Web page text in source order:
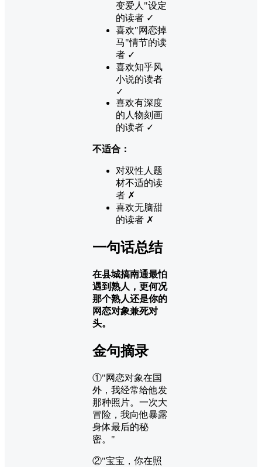
变爱人"设定
的读者 ✓
喜欢"网恋掉
马"情节的读
者 ✓
喜欢知乎风
小说的读者
✓
喜欢有深度
的人物刻画
的读者 ✓
不适合：
对双性人题
材不适的读
者 ✗
喜欢无脑甜
的读者 ✗
一句话总结
在县城搞南通最怕
遇到熟人，更何况
那个熟人还是你的
网恋对象兼死对
头。
金句摘录
①"网恋对象在国
外，我经常给他发
那种照片。一次大
冒险，我向他暴露
身体最后的秘
密。"
②"宝宝，你在照